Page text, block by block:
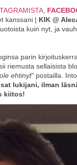
kanssani | KIK @
kuin nyt, ja
parin
riemusta sellaisista
ehtinyt" postailla.
lukijani, ilman
kiitos!